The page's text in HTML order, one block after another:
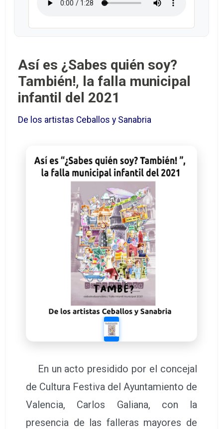
Así es ¿Sabes quién soy?
También!, la falla municipal
infantil del 2021
De los artistas Ceballos y Sanabria
En un acto presidido por el concejal
de Cultura Festiva del Ayuntamiento de
Valencia, Carlos Galiana, con la
presencia de las falleras mayores de